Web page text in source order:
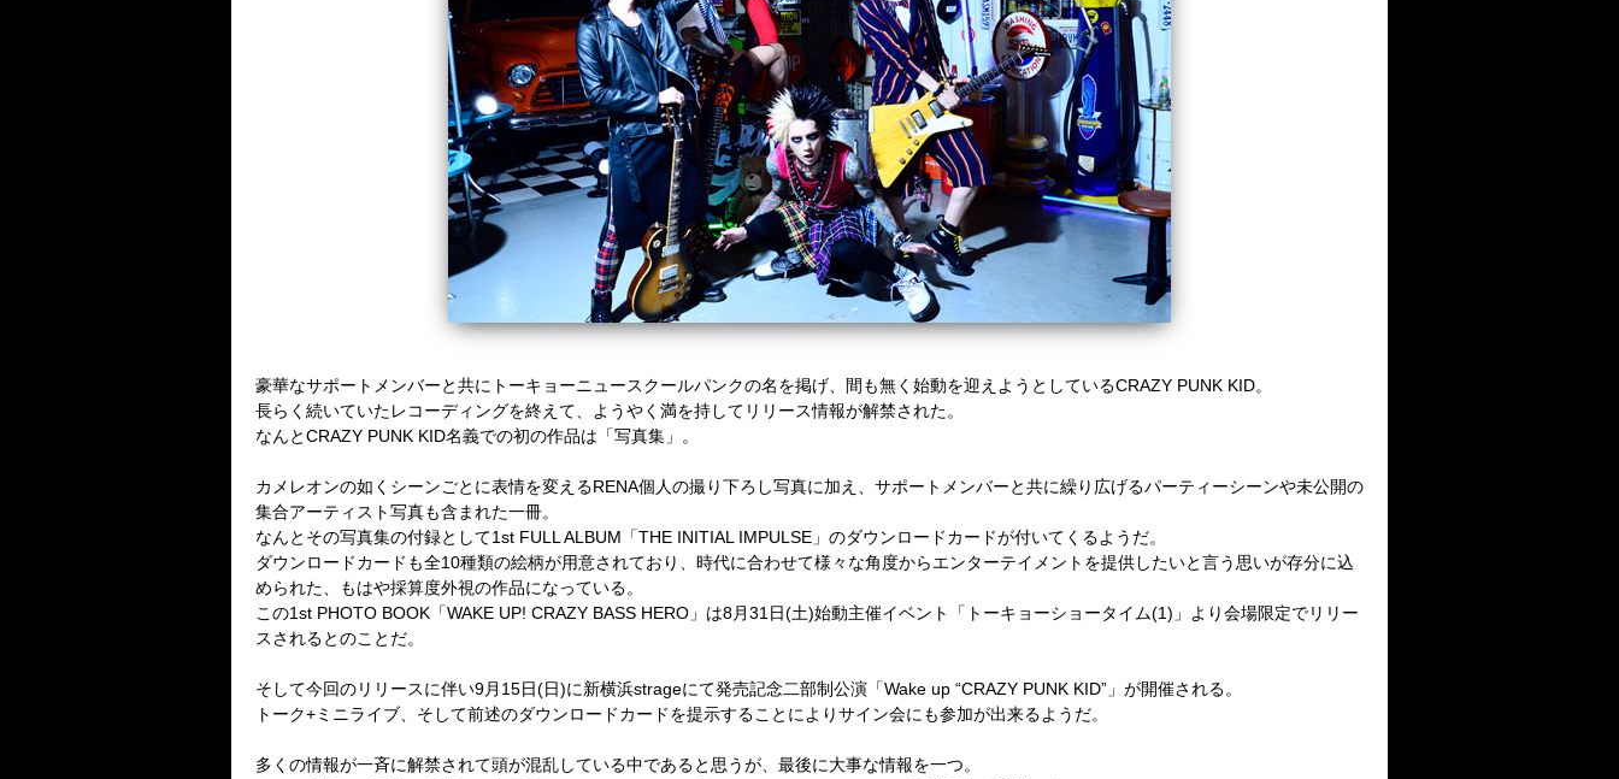
豪華なサポートメンバーと共にトーキョーニュースクールパンクの名を掲げ、間も無く始動を迎えようとしているCRAZY PUNK KID。
長らく続いていたレコーディングを終えて、ようやく満を持してリリース情報が解禁された。
なんとCRAZY PUNK KID名義での初の作品は「写真集」。
カメレオンの如くシーンごとに表情を変えるRENA個人の撮り下ろし写真に加え、サポートメンバーと共に繰り広げるパーティーシーンや未公開の
集合アーティスト写真も含まれた一冊。
なんとその写真集の付録として1st FULL ALBUM 「THE INITIAL IMPULSE 」のダウンロードカードが付いてくるようだ。
ダウンロードカードも全10種類の絵柄が用意されており、時代に合わせて様々な角度からエンターテイメントを提供したいと言う思いが存分に込
められた、もはや採算度外視の作品になっている。
この1st PHOTO BOOK 「WAKE UP! CRAZY BASS HERO 」は8月31 日(土)始動主催イベント「トーキョーショータイム(1)」より会場限定でリリー
スされるとのことだ。
そして今回のリリースに伴い9月 15日(日)に新横浜strageにて発売記念二部制公演「Wake up “CRAZY PUNK KID”」が開催される。
トーク+ミニライブ、そして前述のダウンロードカードを提示することによりサイン会にも参加が出来るようだ。
多くの情報が一斉に解禁されて頭が混乱している中であると思うが、最後に大事な情報を一つ。